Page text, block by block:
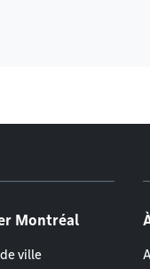
Montréal
ville